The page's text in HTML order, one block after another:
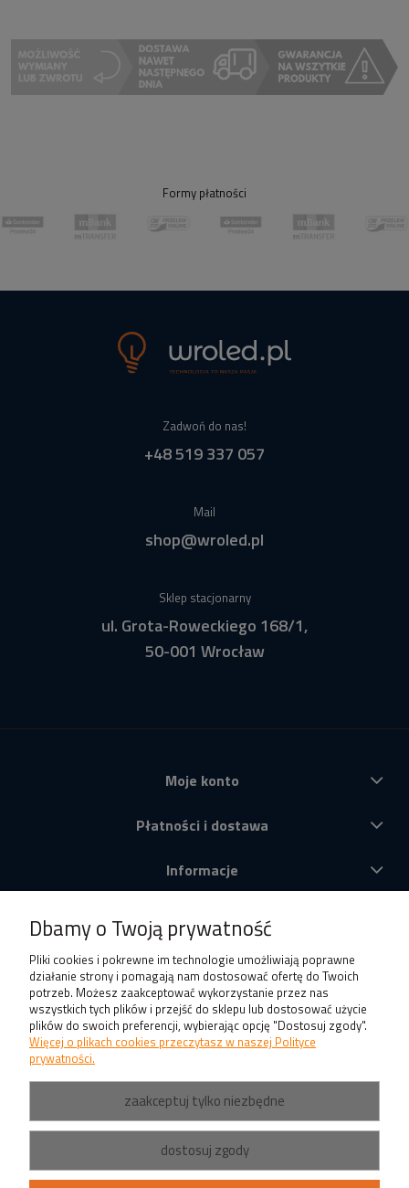
Formy płatności
Zadwoń do nas!
+48 519 337 057
Mail
shop@wroled.pl
Sklep stacjonarny
ul. Grota-Roweckiego 168/1,
50-001 Wrocław
Moje konto
Płatności i dostawa
Informacje
Produkty
Dbamy o Twoją prywatność
Pliki cookies i pokrewne im technologie umożliwiają poprawne
działanie strony i pomagają nam dostosować ofertę do Twoich
potrzeb. Możesz zaakceptować wykorzystanie przez nas
wszystkich tych plików i przejść do sklepu lub dostosować użycie
plików do swoich preferencji, wybierając opcję "Dostosuj zgody".
Więcej o plikach cookies przeczytasz w naszej Polityce
prywatności.
zaakceptuj tylko niezbędne
dostosuj zgody